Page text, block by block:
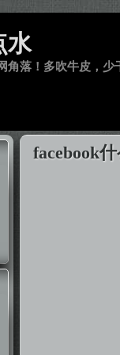
水
角落！多吹牛皮，少
facebook